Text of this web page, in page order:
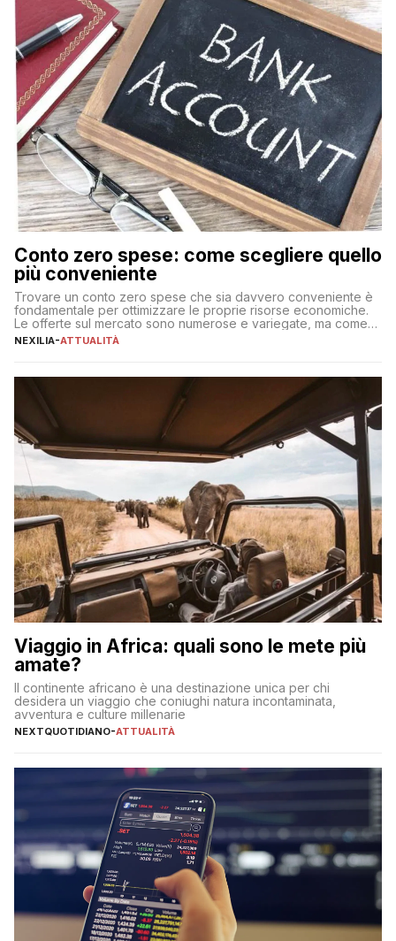
Conto zero spese: come scegliere quello
più conveniente
Trovare un conto zero spese che sia davvero conveniente è
fondamentale per ottimizzare le proprie risorse economiche.
Le offerte sul mercato sono numerose e variegate, ma come
individuare quella più adatta alle proprie esigenze senza
sul […]
NEXILIA-ATTUALITÀ
Viaggio in Africa: quali sono le mete più
amate?
Il continente africano è una destinazione unica per chi
desidera un viaggio che coniughi natura incontaminata,
avventura e culture millenarie
NEXTQUOTIDIANO-ATTUALITÀ